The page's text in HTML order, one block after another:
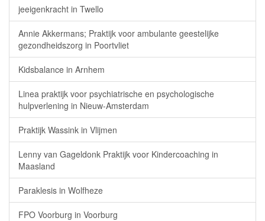
jeeigenkracht in Twello
Annie Akkermans; Praktijk voor ambulante geestelijke
gezondheidszorg in Poortvliet
Kidsbalance in Arnhem
Linea praktijk voor psychiatrische en psychologische
hulpverlening in Nieuw-Amsterdam
Praktijk Wassink in Vlijmen
Lenny van Gageldonk Praktijk voor Kindercoaching in
Maasland
Paraklesis in Wolfheze
FPO Voorburg in Voorburg